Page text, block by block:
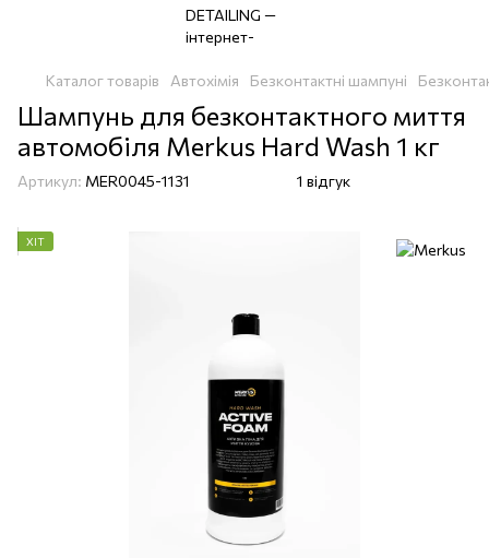
Каталог товарів Автохімія Безконтактні шампуні
Шампунь для безконтактного миття
автомобіля Merkus Hard Wash 1 кг
Артикул: MER0045-1131 1 відгук
ХІТ